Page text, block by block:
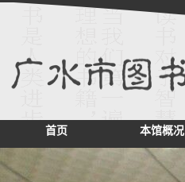
首页 本馆概况